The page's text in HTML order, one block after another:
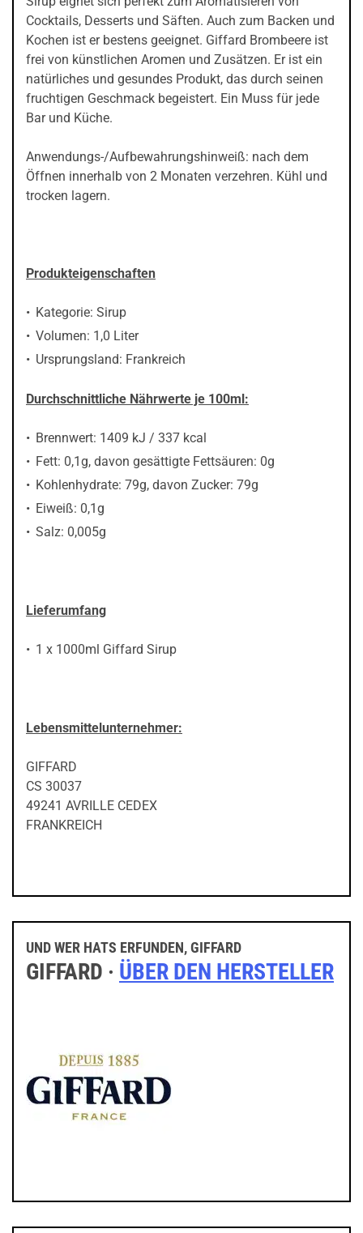
Cocktails, Desserts und Säften. Auch zum Backen und
Kochen ist er bestens geeignet. Giffard Brombeere ist
frei von künstlichen Aromen und Zusätzen. Er ist ein
natürliches und gesundes Produkt, das durch seinen
fruchtigen Geschmack begeistert. Ein Muss für jede
Bar und Küche.
Anwendungs-/Aufbewahrungshinweiß: nach dem
Öffnen innerhalb von 2 Monaten verzehren. Kühl und
trocken lagern.
Produkteigenschaften
Kategorie: Sirup
Volumen: 1,0 Liter
Ursprungsland: ‎Frankreich
Durchschnittliche Nährwerte je 100ml:
Brennwert: 1409 kJ / 337 kcal
Fett: 0,1g, davon gesättigte Fettsäuren: 0g
Kohlenhydrate: 79g, davon Zucker: 79g
Eiweiß: 0,1g
Salz: 0,005g
Lieferumfang
1 x 1000ml Giffard Sirup
Lebensmittelunternehmer:
GIFFARD
CS 30037
49241 AVRILLE CEDEX
FRANKREICH
UND WER HATS ERFUNDEN, GIFFARD
GIFFARD · ÜBER DEN HERSTELLER